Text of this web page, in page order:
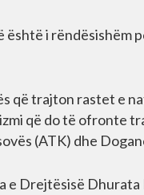
i rëndësishëm
që trajton rastet e
që do të ofronte
(ATK) dhe
e Drejtësisë Dhurata